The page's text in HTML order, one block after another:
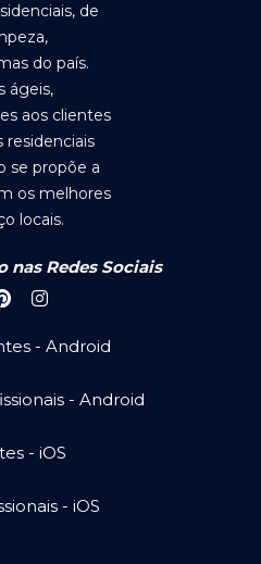
de
do país.
ágeis,
aos clientes
residenciais
se propõe a
os melhores
locais.
nas Redes Sociais
- Android
- Android
- iOS
- iOS